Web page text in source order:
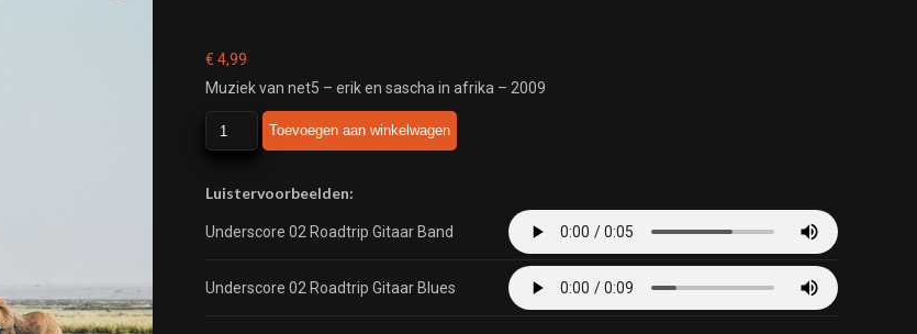
€ 4,99
Muziek van net5 – erik en sascha in afrika – 2009
-
en
in
-
Toevoegen aan winkelwagen
Luistervoorbeelden:
Underscore 02 Roadtrip Gitaar Band
Underscore 02 Roadtrip Gitaar Blues